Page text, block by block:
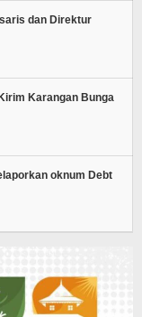
dan Direktur
Karangan Bunga
oknum Debt